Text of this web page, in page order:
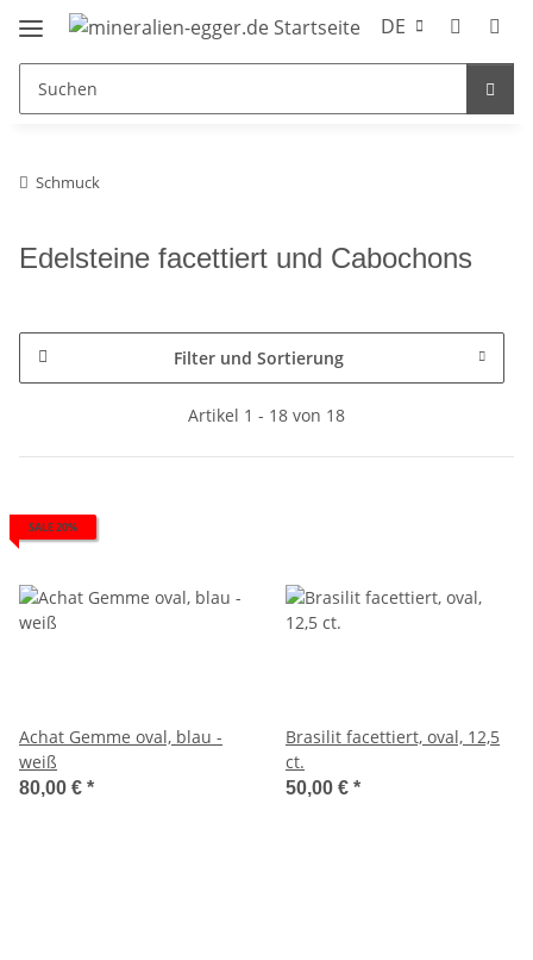
DE
Schmuck
Edelsteine facettiert und Cabochons
Filter und Sortierung
Artikel 1 - 18 von 18
SALE 20%
Achat Gemme oval, blau -
weiß
80,00 € *
Brasilit facettiert, oval, 12,5
ct.
50,00 € *